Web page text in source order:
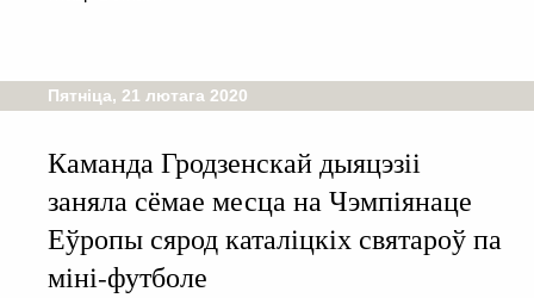
Пятніца, 21 лютага 2020
Каманда Гродзенскай дыяцэзіі
заняла сёмае месца на Чэмпіянаце
Еўропы сярод каталіцкіх святароў па
міні-футболе